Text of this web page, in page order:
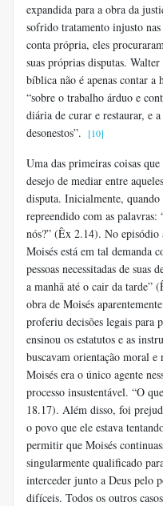
expandida para a obra da
sofrido tratamento injusto nas
conta própria, eles
suas próprias disputas.
bíblica não é apenas contar
“sobre o trabalho árduo e
diária de curar e restaurar, e
desonestos”.
[10]
Uma das primeiras coisas
desejo de mediar entre
disputa. Inicialmente,
repreendido com as
nós?” (Êx 2.14). No episódio
Moisés está em tal demanda
pessoas necessitadas de suas
a manhã até o cair da
obra de Moisés
proferiu decisões legais para
ensinou os estatutos e as
buscavam orientação moral e
Moisés era o único agente
processo insustentável. “O
18.17). Além disso, foi
o povo que ele estava
permitir que Moisés
singularmente qualificado
interceder junto a Deus pelo
difíceis. Todos os outros